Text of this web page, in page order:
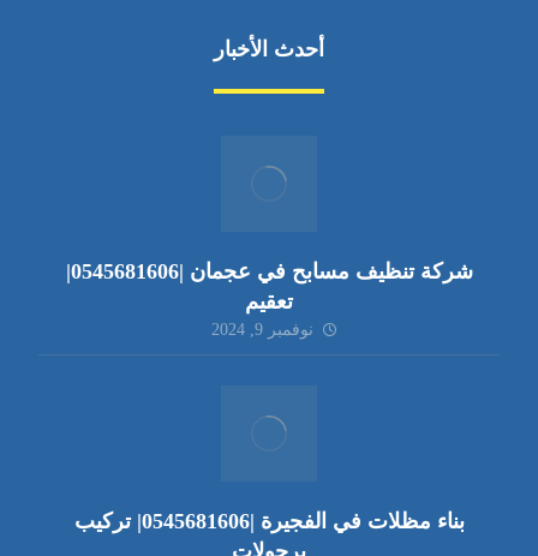
أحدث الأخبار
شركة تنظيف مسابح في عجمان |0545681606|
تعقيم
نوفمبر 9, 2024
بناء مظلات في الفجيرة |0545681606| تركيب
برجولات